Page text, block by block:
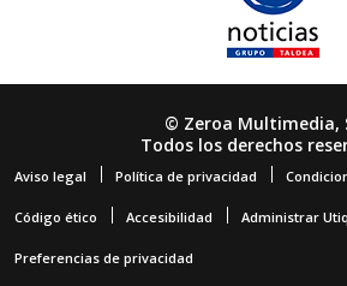
© Zeroa Multimedia,
Todos los derechos
Aviso legal Política de privacidad
Código ético Accesibilidad Administrar Utiq
Preferencias de privacidad